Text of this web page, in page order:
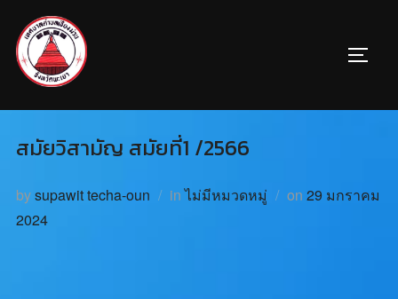
สมัยวิสามัญ สมัยที่1 /2566
bysupawit techa-oun inไม่มีหมวดหมู่ on 29 มกราคม
2024